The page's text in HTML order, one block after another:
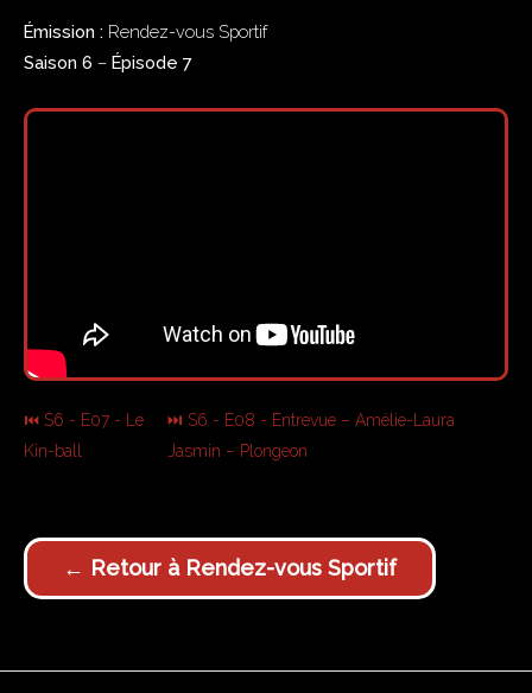
Émission : Rendez-vous Sportif
Saison 6 – Épisode 7
⏮ S6 - E07 - Le
Kin-ball
⏭ S6 - E08 - Entrevue – Amélie-Laura
Jasmin – Plongeon
← Retour à Rendez-vous Sportif